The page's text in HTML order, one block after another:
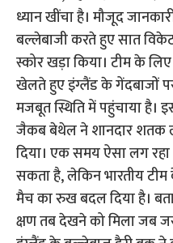
ध्यान खींचा है। मौजूद
बल्लेबाजी करते हुए सात
स्कोर खड़ा किया। टीम के
खेलते हुए इंग्लैंड के गेंदबाजों
मजबूत स्थिति में पहुंचाया
जैकब बेथेल ने शानदार शतक
दिया। एक समय ऐसा लग
सकता है, लेकिन भारतीय टीम
मैच का रुख बदल दिया है।
क्षण तब देखने को मिला जब